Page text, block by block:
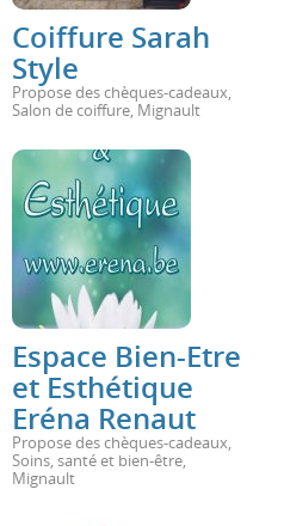
Coiffure Sarah
Style
Propose des chèques-cadeaux,
Salon de coiffure, Mignault
Espace Bien-Etre
et Esthétique
Eréna Renaut
Propose des chèques-cadeaux,
Soins, santé et bien-être,
Mignault